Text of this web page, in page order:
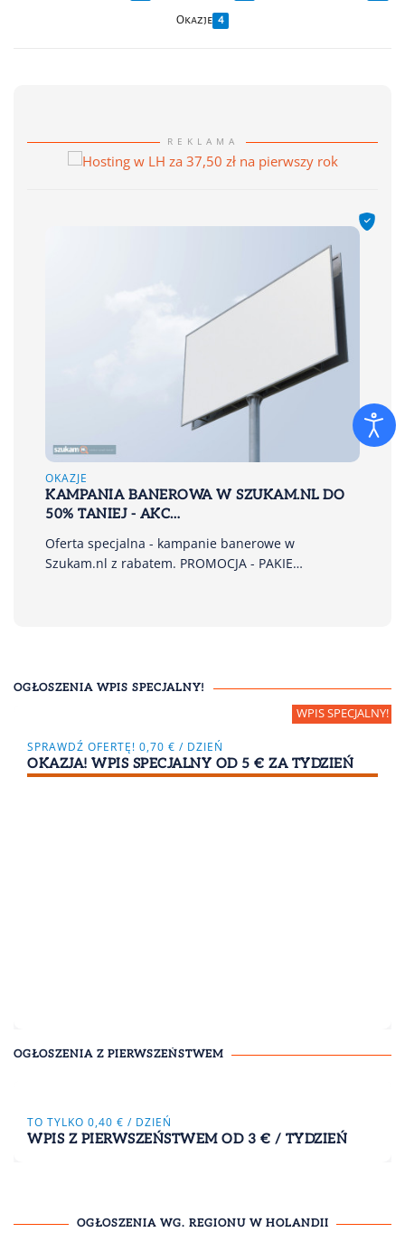
Okazje 4
REKLAMA
OKAZJE
KAMPANIA BANEROWA W SZUKAM.NL DO
50% TANIEJ - AKC…
Oferta specjalna - kampanie banerowe w
Szukam.nl z rabatem. PROMOCJA - PAKIE…
OGŁOSZENIA WPIS SPECJALNY!
SPRAWDŹ OFERTĘ! 0,70 € / DZIEŃ
OKAZJA! WPIS SPECJALNY OD 5 € ZA TYDZIEŃ
OGŁOSZENIA Z PIERWSZEŃSTWEM
TO TYLKO 0,40 € / DZIEŃ
WPIS Z PIERWSZEŃSTWEM OD 3 € / TYDZIEŃ
OGŁOSZENIA WG. REGIONU W HOLANDII